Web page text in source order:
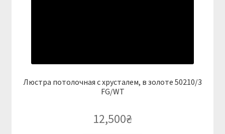
Люстра потолочная с хрусталем, в золоте 50210/3
FG/WT
12,500₴